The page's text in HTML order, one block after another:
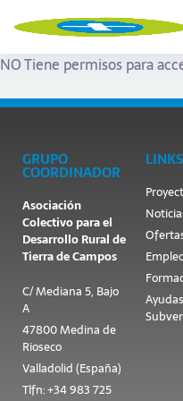
NO Tiene permisos para
GRUPO
COORDINADOR
Asociación
Colectivo para el
Desarrollo Rural de
Tierra de Campos
C/ Mediana 5, Bajo
A
47800 Medina de
Rioseco
Valladolid (España)
Tlfn: +34 983 725